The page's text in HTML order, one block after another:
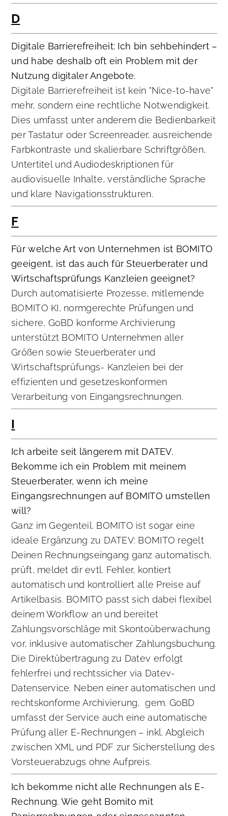
D
Digitale Barrierefreiheit: Ich bin sehbehindert –
und habe deshalb oft ein Problem mit der
Nutzung digitaler Angebote.
Digitale Barrierefreiheit ist kein "Nice-to-have"
mehr, sondern eine rechtliche Notwendigkeit.
Dies umfasst unter anderem die Bedienbarkeit
per Tastatur oder Screenreader, ausreichende
Farbkontraste und skalierbare Schriftgrößen,
Untertitel und Audiodeskriptionen für
audiovisuelle Inhalte, verständliche Sprache
und klare Navigationsstrukturen.
F
Für welche Art von Unternehmen ist BOMITO
geeigent, ist das auch für Steuerberater und
Wirtschaftsprüfungs Kanzleien geeignet?
Durch automatisierte Prozesse, mitlernende
BOMITO KI, normgerechte Prüfungen und
sichere, GoBD konforme Archivierung
unterstützt BOMITO Unternehmen aller
Größen sowie Steuerberater und
Wirtschaftsprüfungs- Kanzleien bei der
effizienten und gesetzeskonformen
Verarbeitung von Eingangsrechnungen.
I
Ich arbeite seit längerem mit DATEV.
Bekomme ich ein Problem mit meinem
Steuerberater, wenn ich meine
Eingangsrechnungen auf BOMITO umstellen
will?
Ganz im Gegenteil. BOMITO ist sogar eine
ideale Ergänzung zu DATEV: BOMITO regelt
Deinen Rechnungseingang ganz automatisch,
prüft, meldet dir evtl. Fehler, kontiert
automatisch und kontrolliert alle Preise auf
Artikelbasis. BOMITO passt sich dabei flexibel
deinem Workflow an und bereitet
Zahlungsvorschläge mit Skontoüberwachung
vor, inklusive automatischer Zahlungsbuchung.
Die Direktübertragung zu Datev erfolgt
fehlerfrei und rechtssicher via Datev-
Datenservice. Neben einer automatischen und
rechtskonforme Archivierung, gem. GoBD
umfasst der Service auch eine automatische
Prüfung aller E-Rechnungen – inkl. Abgleich
zwischen XML und PDF zur Sicherstellung des
Vorsteuerabzugs ohne Aufpreis.
Ich bekomme nicht alle Rechnungen als E-
Rechnung. Wie geht Bomito mit